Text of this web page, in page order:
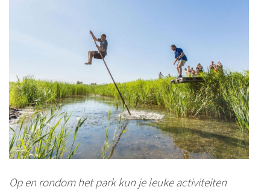
Op en rondom het park kun je leuke activiteiten